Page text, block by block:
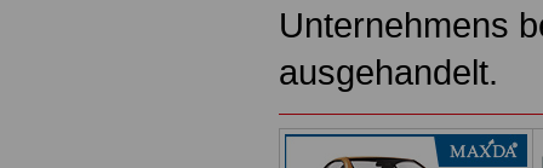
Unternehmens
ausgehandelt.